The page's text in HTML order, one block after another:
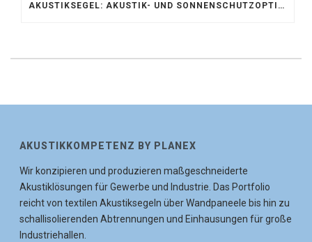
AKUSTIKSEGEL: AKUSTIK- UND SONNENSCHUTZOPTIMIERUNG IM ATRIUM DER UNIVERSITÄT BONN
AKUSTIKKOMPETENZ BY PLANEX
Wir konzipieren und produzieren maßgeschneiderte
Akustiklösungen für Gewerbe und Industrie. Das Portfolio
reicht von textilen Akustiksegeln über Wandpaneele bis hin zu
schallisolierenden Abtrennungen und Einhausungen für große
Industriehallen.